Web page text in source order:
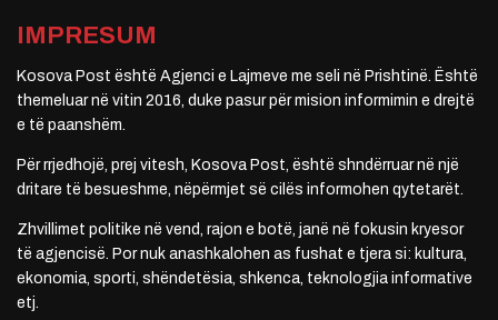
IMPRESUM
Kosova Post është Agjenci e Lajmeve me seli në Prishtinë. Është
themeluar në vitin 2016, duke pasur për mision informimin e drejtë
e të paanshëm.
Për rrjedhojë, prej vitesh, Kosova Post, është shndërruar në një
dritare të besueshme, nëpërmjet së cilës informohen qytetarët.
Zhvillimet politike në vend, rajon e botë, janë në fokusin kryesor
të agjencisë. Por nuk anashkalohen as fushat e tjera si: kultura,
ekonomia, sporti, shëndetësia, shkenca, teknologjia informative
etj.